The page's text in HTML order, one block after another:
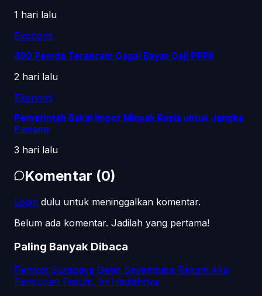
1 hari lalu
Ekonomi
490 Pemda Terancam Gagal Bayar Gaji PPPK
2 hari lalu
Ekonomi
Pemerintah Bakal Impor Minyak Rusia untuk Jangka
Panjang
3 hari lalu
Komentar (0)
Login dulu untuk meninggalkan komentar.
Belum ada komentar. Jadilah yang pertama!
Paling Banyak Dibaca
Pemkot Surabaya Gelar Sayembara Rekam Aksi
Pencurian Fasum, Ini Hadiahnya